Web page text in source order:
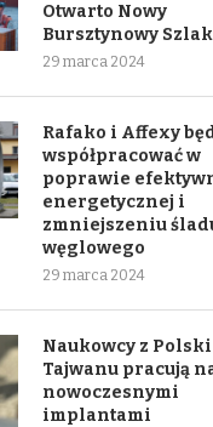
Otwarto Nowy
Bursztynowy Szlak
29 marca 2024
Rafako i Affexy
współpracować w
poprawie
energetycznej i
zmniejszeniu
węglowego
29 marca 2024
Naukowcy z
Tajwanu pracują
nowoczesnymi
implantami